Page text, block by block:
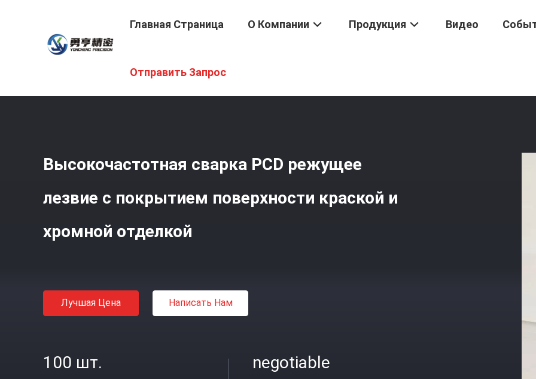
Главная Страница О Компании Продукция Видео
Отправить Запрос
Высокочастотная сварка PCD режущее
лезвие с покрытием поверхности краской и
хромной отделкой
Лучшая Цена Написать Нам
100 шт. negotiable